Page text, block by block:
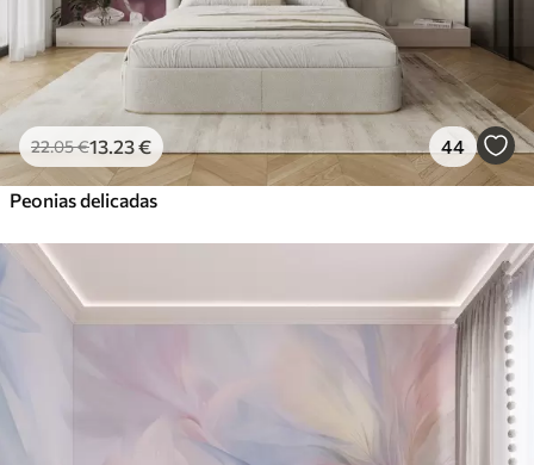
22.05€13 .23€ 44
Peonias delicadas